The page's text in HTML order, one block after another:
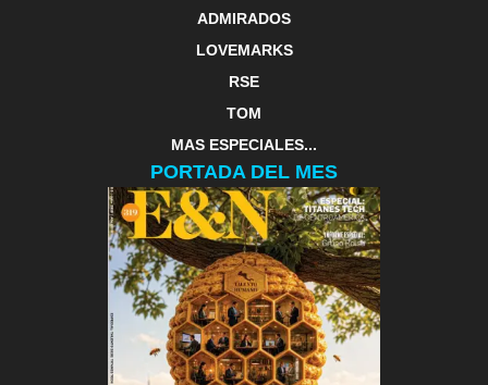
ADMIRADOS
LOVEMARKS
RSE
TOM
MAS ESPECIALES...
PORTADA DEL MES